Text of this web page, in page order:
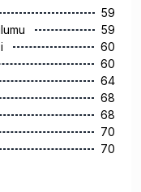
59
59
60
60
64
68
68
70
70